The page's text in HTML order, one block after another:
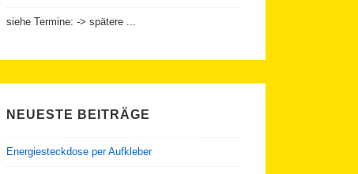
siehe Termine: -> spätere ...
NEUESTE BEITRÄGE
Energiesteckdose per Aufkleber